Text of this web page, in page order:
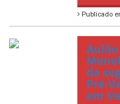
Publicado
da
Pré-
em